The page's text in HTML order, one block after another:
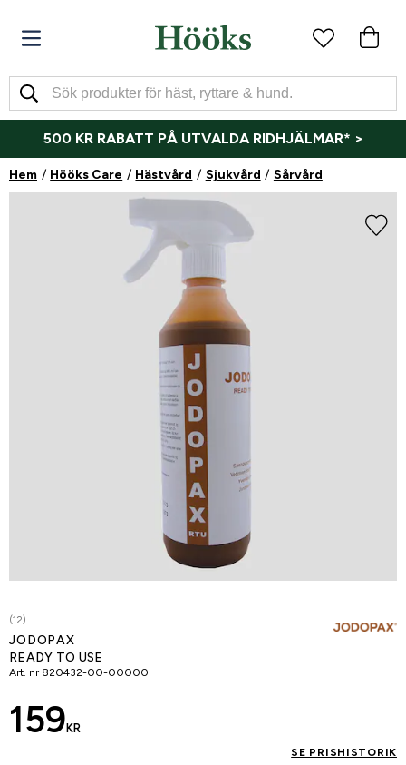
500 KR RABATT PÅ UTVALDA RIDHJÄLMAR* >
Hem Hööks Care Hästvård Sjukvård Sårvård
(12)
JODOPAX
READY TO USE
Art. nr 820432-00-00000
159 KR
SE PRISHISTORIK